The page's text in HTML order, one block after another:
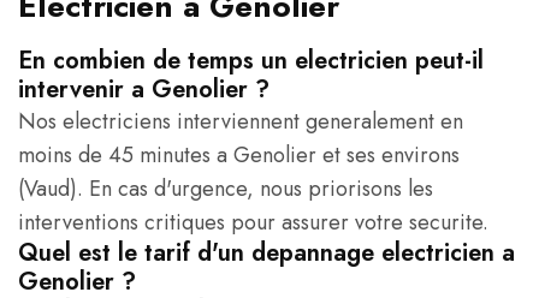
En combien de temps un electricien peut-il
intervenir a Genolier ?
Nos electriciens interviennent generalement en
moins de 45 minutes a Genolier et ses environs
(Vaud). En cas d'urgence, nous priorisons les
interventions critiques pour assurer votre securite.
Quel est le tarif d'un depannage electricien a
Genolier ?